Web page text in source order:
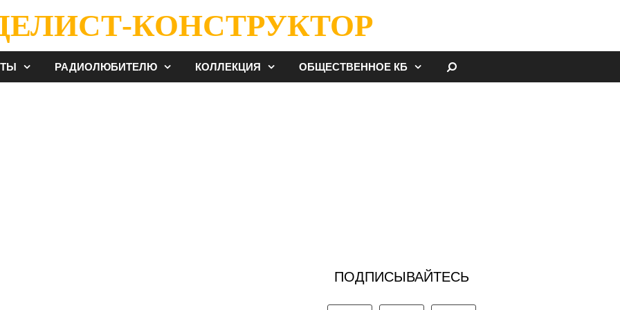
КОНСТРУКТОР
РАДИОЛЮБИТЕЛЮ КОЛЛЕКЦИЯ ОБЩЕСТВЕННОЕ КБ
ПОДПИСЫВАЙТЕСЬ